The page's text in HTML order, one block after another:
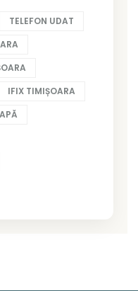
TELEFON UDAT
IFIX TIMIȘOARA